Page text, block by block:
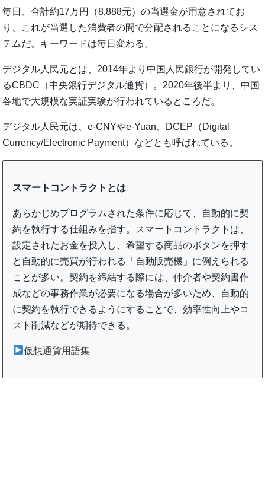
毎日、合計約17万円（8,888元）の当選金が用意されてお
り、これが当選した消費者の間で分配されることになるシス
テムだ。キーワードは毎日変わる。
デジタル人民元とは、2014年より中国人民銀行が開発してい
るCBDC（中央銀行デジタル通貨）。2020年後半より、中国
各地で大規模な実証実験が行われているところだ。
デジタル人民元は、e-CNYやe-Yuan、DCEP（Digital
Currency/Electronic Payment）などとも呼ばれている。
スマートコントラクトとは
あらかじめプログラムされた条件に応じて、自動的に契
約を執行する仕組みを指す。スマートコントラクトは、
設定されたお金を投入し、希望する商品のボタンを押す
と自動的に売買が行われる「自動販売機」に例えられる
ことが多い。契約を締結する際には、仲介者や契約書作
成などの事務作業が必要になる場合が多いため、自動的
に契約を執行できるようにすることで、効率性向上やコ
スト削減などが期待できる。
仮想通貨用語集